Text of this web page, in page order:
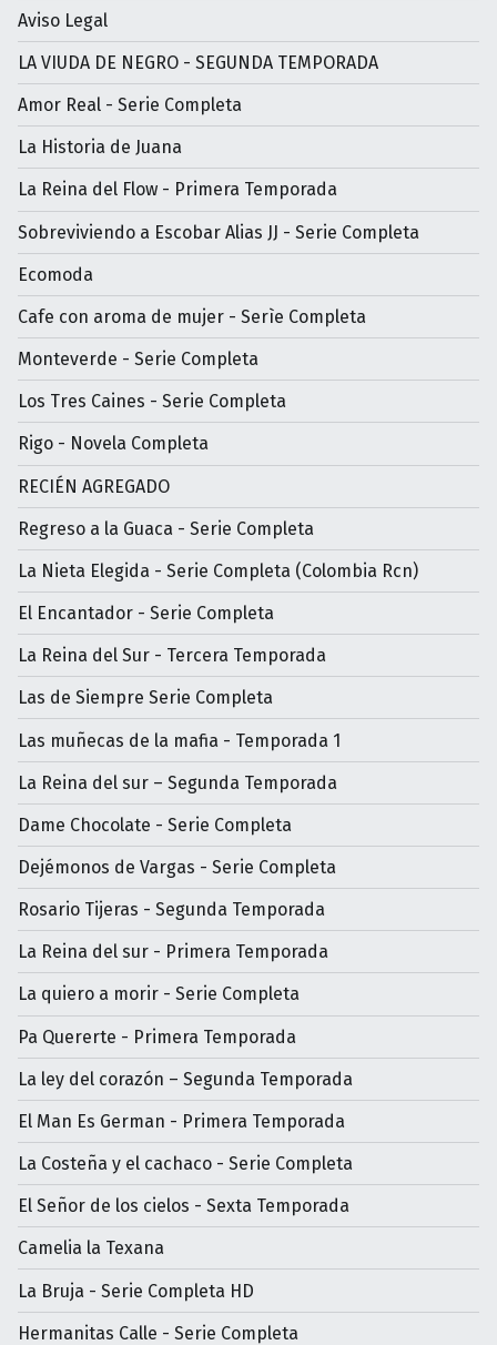
Aviso Legal
LA VIUDA DE NEGRO - SEGUNDA TEMPORADA
Amor Real - Serie Completa
La Historia de Juana
La Reina del Flow - Primera Temporada
Sobreviviendo a Escobar Alias JJ - Serie Completa
Ecomoda
Cafe con aroma de mujer - Serìe Completa
Monteverde - Serie Completa
Los Tres Caines - Serie Completa
Rigo - Novela Completa
RECIÉN AGREGADO
Regreso a la Guaca - Serie Completa
La Nieta Elegida - Serie Completa (Colombia Rcn)
El Encantador - Serie Completa
La Reina del Sur - Tercera Temporada
Las de Siempre Serie Completa
Las muñecas de la mafia - Temporada 1
La Reina del sur – Segunda Temporada
Dame Chocolate - Serie Completa
Dejémonos de Vargas - Serie Completa
Rosario Tijeras - Segunda Temporada
La Reina del sur - Primera Temporada
La quiero a morir - Serie Completa
Pa Quererte - Primera Temporada
La ley del corazón – Segunda Temporada
El Man Es German - Primera Temporada
La Costeña y el cachaco - Serie Completa
El Señor de los cielos - Sexta Temporada
Camelia la Texana
La Bruja - Serie Completa HD
Hermanitas Calle - Serie Completa